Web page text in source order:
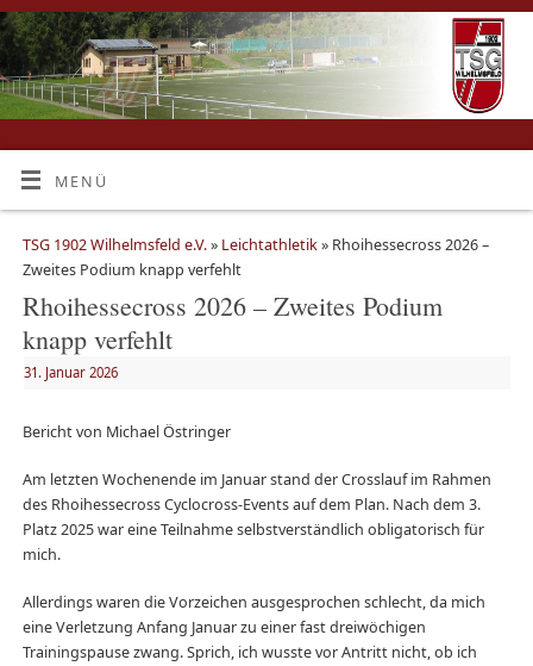
MENÜ
TSG 1902 Wilhelmsfeld e.V.» Leichtathletik» Rhoihessecross 2026 –
Zweites Podium knapp verfehlt
Rhoihessecross 2026 – Zweites Podium
knapp verfehlt
31. Januar 2026
Bericht von Michael Östringer
Am letzten Wochenende im Januar stand der Crosslauf im Rahmen
des Rhoihessecross Cyclocross-Events auf dem Plan. Nach dem 3.
Platz 2025 war eine Teilnahme selbstverständlich obligatorisch für
mich.
Allerdings waren die Vorzeichen ausgesprochen schlecht, da mich
eine Verletzung Anfang Januar zu einer fast dreiwöchigen
Trainingspause zwang. Sprich, ich wusste vor Antritt nicht, ob ich